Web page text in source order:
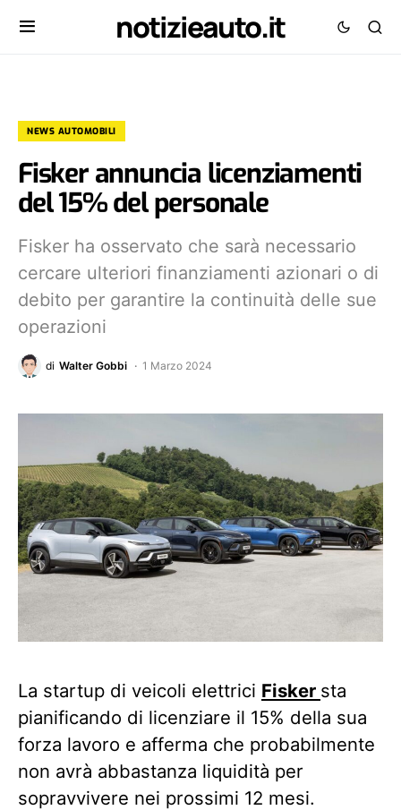
notizieauto.it
NEWS AUTOMOBILI
Fisker annuncia licenziamenti
del 15% del personale
Fisker ha osservato che sarà necessario
cercare ulteriori finanziamenti azionari o di
debito per garantire la continuità delle sue
operazioni
di Walter Gobbi 1 Marzo 2024
La startup di veicoli elettrici Fisker sta
pianificando di licenziare il 15% della sua
forza lavoro e afferma che probabilmente
non avrà abbastanza liquidità per
sopravvivere nei prossimi 12 mesi.